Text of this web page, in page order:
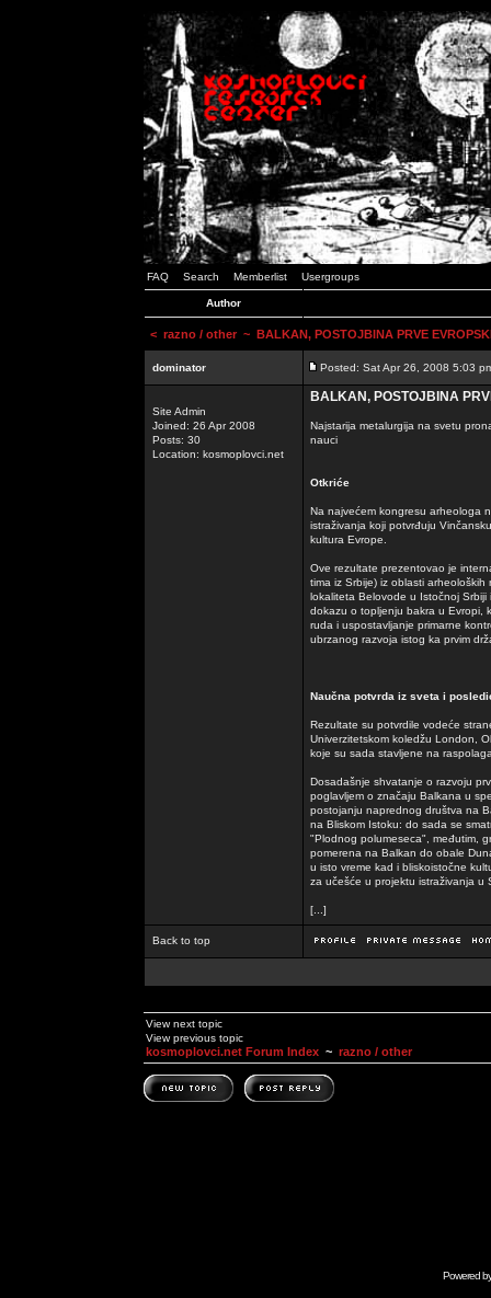
FAQ Search Memberlist Usergroups
Author
< razno / other ~ BALKAN, POSTOJBINA PRVE
dominator Posted: Sat Apr 26, 2008 5:03
Site Admin
Joined: 26 Apr 2008
Posts: 30
Location: kosmoplovci.net
BALKAN, POSTOJBINA
Najstarija metalurgija na svetu
nauci
Otkriće
Na najvećem kongresu arheologa
istraživanja koji potvrđuju
kultura Evrope.
Ove rezultate prezentovao je
tima iz Srbije) iz oblasti
lokaliteta Belovode u Istočnoj
dokazu o topljenju bakra u Evropi,
ruda i uspostavljanje primarne
ubrzanog razvoja istog ka prvim
Naučna potvrda iz sveta i
Rezultate su potvrdile vodeće
Univerzitetskom koledžu London,
koje su sada stavljene na
Dosadašnje shvatanje o razvoju
poglavljem o značaju Balkana u
postojanju naprednog društva na
na Bliskom Istoku: do sada se
"Plodnog polumeseca", međutim,
pomerena na Balkan do obale
u isto vreme kad i bliskoistočne
za učešće u projektu istraživanja u
[...]
Back to top
View next topic
View previous topic
kosmoplovci.net Forum Index ~ razno / other
Powered